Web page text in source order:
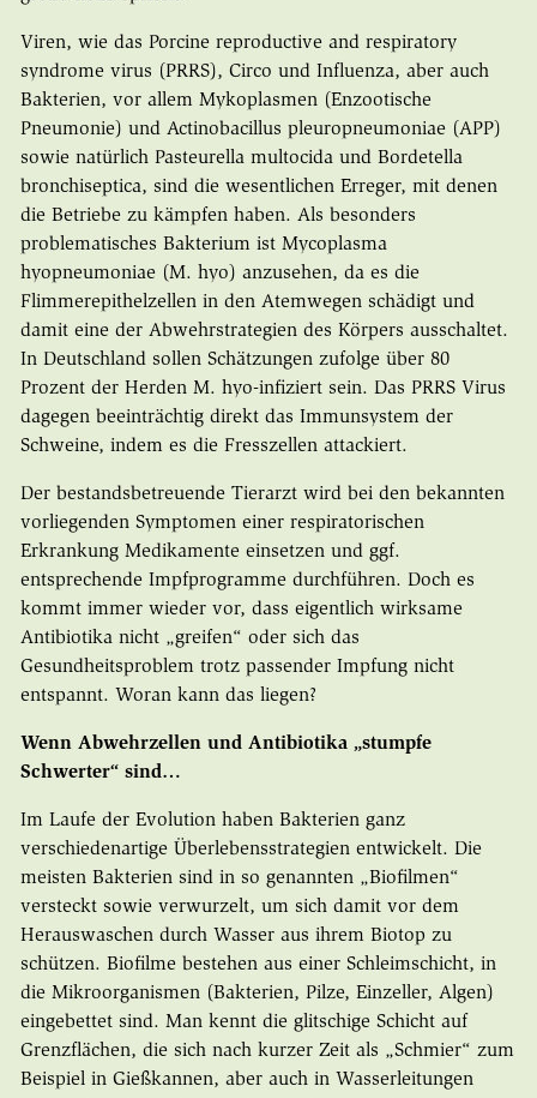
Viren, wie das Porcine reproductive and respiratory
syndrome virus (PRRS), Circo und Influenza, aber auch
Bakterien, vor allem Mykoplasmen (Enzootische
Pneumonie) und Actinobacillus pleuropneumoniae (APP)
sowie natürlich Pasteurella multocida und Bordetella
bronchiseptica, sind die wesentlichen Erreger, mit denen
die Betriebe zu kämpfen haben. Als besonders
problematisches Bakterium ist Mycoplasma
hyopneumoniae (M. hyo) anzusehen, da es die
Flimmerepithelzellen in den Atemwegen schädigt und
damit eine der Abwehrstrategien des Körpers ausschaltet.
In Deutschland sollen Schätzungen zufolge über 80
Prozent der Herden M. hyo-infiziert sein. Das PRRS Virus
dagegen beeinträchtig direkt das Immunsystem der
Schweine, indem es die Fresszellen attackiert.
Der bestandsbetreuende Tierarzt wird bei den bekannten
vorliegenden Symptomen einer respiratorischen
Erkrankung Medikamente einsetzen und ggf.
entsprechende Impfprogramme durchführen. Doch es
kommt immer wieder vor, dass eigentlich wirksame
Antibiotika nicht „greifen“ oder sich das
Gesundheitsproblem trotz passender Impfung nicht
entspannt. Woran kann das liegen?
Wenn Abwehrzellen und Antibiotika „stumpfe
Schwerter“ sind…
Im Laufe der Evolution haben Bakterien ganz
verschiedenartige Überlebensstrategien entwickelt. Die
meisten Bakterien sind in so genannten „Biofilmen“
versteckt sowie verwurzelt, um sich damit vor dem
Herauswaschen durch Wasser aus ihrem Biotop zu
schützen. Biofilme bestehen aus einer Schleimschicht, in
die Mikroorganismen (Bakterien, Pilze, Einzeller, Algen)
eingebettet sind. Man kennt die glitschige Schicht auf
Grenzflächen, die sich nach kurzer Zeit als „Schmier“ zum
Beispiel in Gießkannen, aber auch in Wasserleitungen